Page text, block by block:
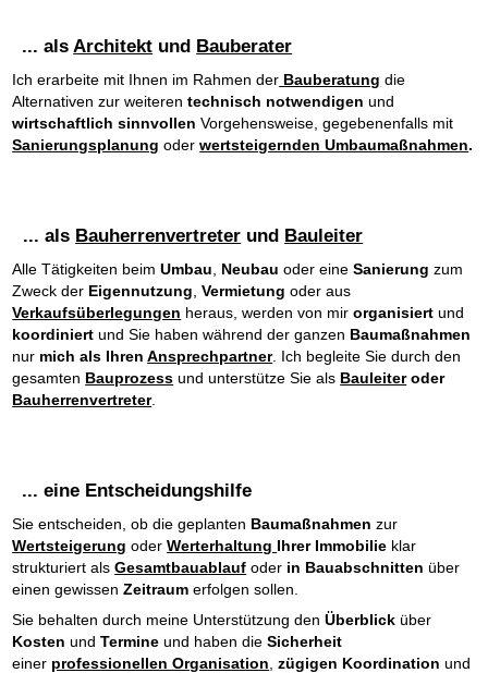
... alsArchitekt und Bauberater
Ich erarbeite mit Ihnen im Rahmen der Bauberatung die
Alternativen zur weiterentechnisch notwendigen und
wirtschaftlich sinnvollen Vorgehensweise, gegebenenfalls mit
Sanierungsplanung oder wertsteigernden Umbaumaßnahmen.
... als Bauherrenvertreter und Bauleiter
Alle Tätigkeiten beim Umbau Neubau oder eineSanierung zum
Zweck der Eigennutzung ,Vermietung oder aus
Verkaufsüberlegungen heraus, werden von mir organisiert und
koordiniert und Sie haben während der ganzen Baumaßnahmen
nur mich als IhrenAnsprechpartner. Ich begleite Sie durch den
gesamten Bauprozess und unterstütze Sie als Bauleiteroder
Bauherrenvertreter.
... eine Entscheidungshilfe
Sie entscheiden, ob die geplanten Baumaßnahmen zur
Wertsteigerung oderWerterhaltung Ihrer Immobilie klar
strukturiert alsGesamtbauablauf oder in Bauabschnitten über
einen gewissenZeitraumerfolgen sollen.
Sie behalten durch meine Unterstützung denÜberblick über
KostenundTermine und haben dieSicherheit
einer professionellen Organisation ,zügigen Koordination und